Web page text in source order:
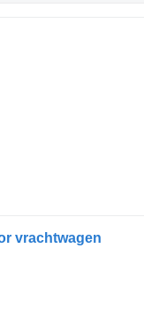
vrachtwagen